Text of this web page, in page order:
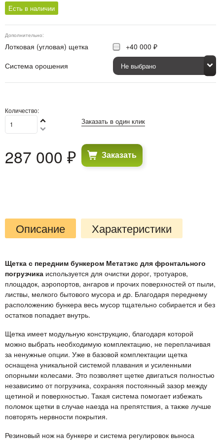
Есть в наличии
Дополнительно:
Лотковая (угловая) щетка
+40 000 ₽
Система орошения
Количество:
287 000 ₽
Заказать в один клик
Заказать
Описание Характеристики
Щетка с передним бункером Метатэкс для фронтального
погрузчика используется для очистки дорог, тротуаров,
площадок, аэропортов, ангаров и прочих поверхностей от пыли,
листвы, мелкого бытового мусора и др. Благодаря переднему
расположению бункера весь мусор тщательно собирается и без
остатков попадает внутрь.
Щетка имеет модульную конструкцию, благодаря которой
можно выбрать необходимую комплектацию, не переплачивая
за ненужные опции. Уже в базовой комплектации щетка
оснащена уникальной системой плавания и усиленными
опорными колесами. Это позволяет щетке двигаться полностью
независимо от погрузчика, сохраняя постоянный зазор между
щетиной и поверхностью. Такая система помогает избежать
поломок щетки в случае наезда на препятствия, а также лучше
повторять нервности покрытия.
Резиновый нож на бункере и система регулировок выноса